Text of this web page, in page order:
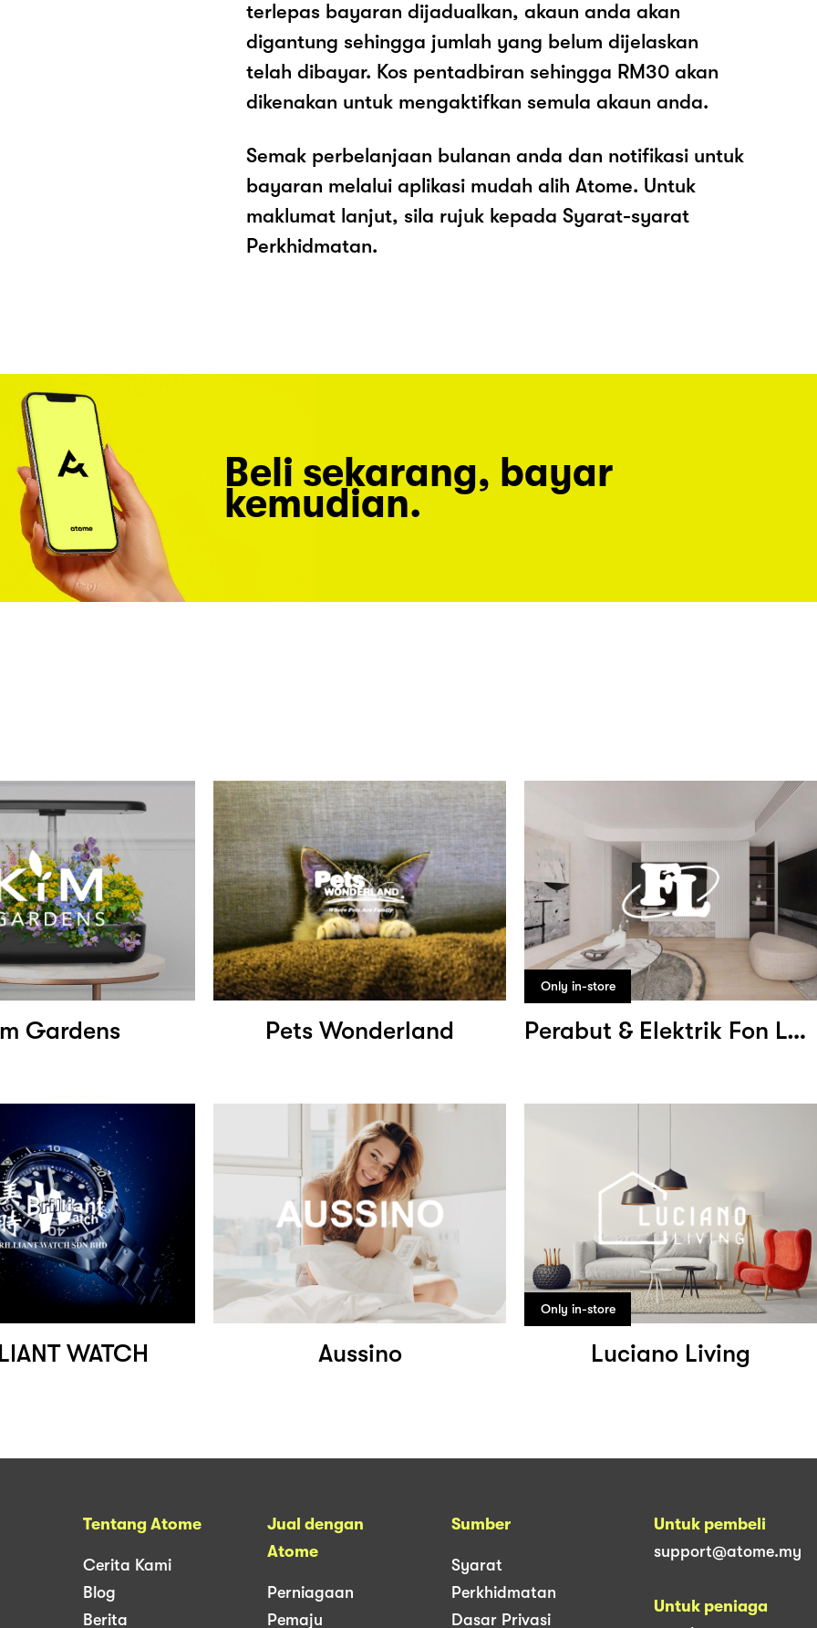
terlepas bayaran dijadualkan, akaun anda akan
digantung sehingga jumlah yang belum dijelaskan
telah dibayar. Kos pentadbiran sehingga RM30 akan
dikenakan untuk mengaktifkan semula akaun anda.
Semak perbelanjaan bulanan anda dan notifikasi untuk
bayaran melalui aplikasi mudah alih Atome. Untuk
maklumat lanjut, sila rujuk kepada Syarat-syarat
Perkhidmatan.
Beli sekarang, bayar
kemudian.
Gardens Pets Wonderland
Only in-store
Perabut & Elektrik Fon Long
WATCH Aussino
Only in-store
Luciano Living
Tentang Atome
Cerita Kami
Blog
Berita
Jual dengan
Atome
Perniagaan
Pemaju
Sumber
Syarat
Perkhidmatan
Dasar Privasi
Untuk pembeli
support@atome.my
Untuk peniaga